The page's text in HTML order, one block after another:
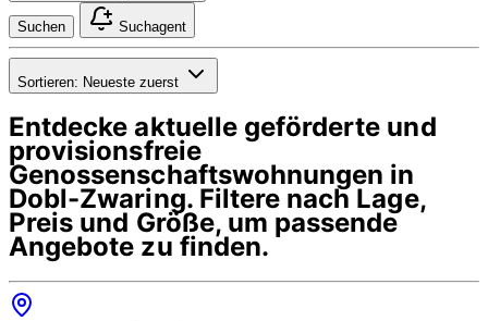
Suchen Suchagent
Sortieren: Neueste zuerst
Entdecke aktuelle geförderte und
provisionsfreie
Genossenschaftswohnungen in
Dobl-Zwaring. Filtere nach Lage,
Preis und Größe, um passende
Angebote zu finden.